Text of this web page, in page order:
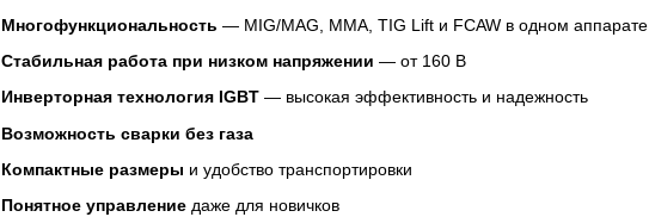
Многофункциональность — MIG/MAG, MMA, TIG Lift и FCAW в одном аппарате
Стабильная работа при низком напряжении — от 160 В
Инверторная технология IGBT — высокая эффективность и надежность
Возможность сварки без газа
Компактные размеры и удобство транспортировки
Понятное управление даже для новичков